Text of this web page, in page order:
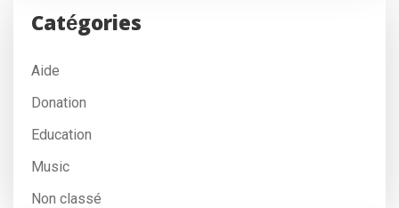
Catégories
Aide
Donation
Education
Music
Non classé